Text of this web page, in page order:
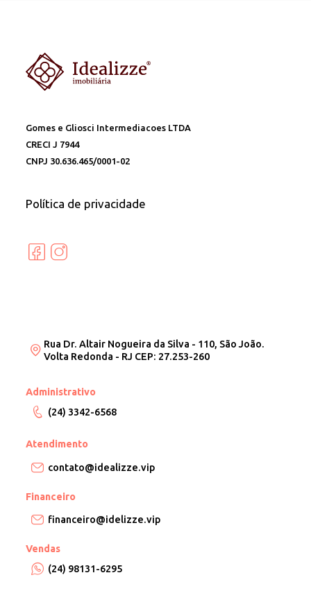
Gomes e Gliosci Intermediacoes LTDA
CRECI J 7944
CNPJ 30.636.465/0001-02
Política de privacidade
Rua Dr. Altair Nogueira da Silva - 110, São João.
Volta Redonda - RJ CEP: 27.253-260
Administrativo
(24) 3342-6568
Atendimento
contato@idealizze.vip
Financeiro
financeiro@idelizze.vip
Vendas
(24) 98131-6295